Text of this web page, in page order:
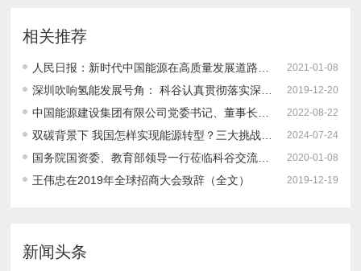
相关推荐
2021-01-08
2019-12-20
2022-08-22
双碳背景下 我国怎样实现能源转型？三大挑战、转型路径、发展建议 2024-07-24
国务院国资委、教育部领导一行莅临科谷交流座谈 探讨新形势下科谷人才培养定位和方向 2020-01-08
王伟忠在2019年全球招商大会致辞（全文） 2019-12-19
新闻头条